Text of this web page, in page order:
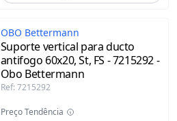
OBO Bettermann
Suporte vertical para ducto
antifogo 60x20, St, FS - 7215292 -
Obo Bettermann
Ref: 7215292
Preço Tendência